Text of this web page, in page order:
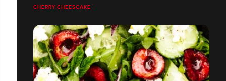
CHERRY CHEESCAKE